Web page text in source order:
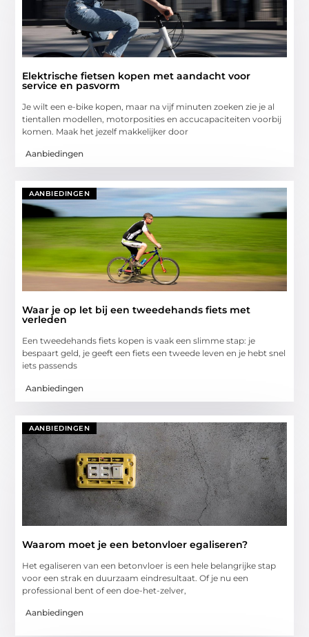
Elektrische fietsen kopen met aandacht voor
service en pasvorm
Je wilt een e-bike kopen, maar na vijf minuten zoeken zie je al
tientallen modellen, motorposities en accucapaciteiten voorbij
komen. Maak het jezelf makkelijker door
Aanbiedingen
AANBIEDINGEN
Waar je op let bij een tweedehands fiets met
verleden
Een tweedehands fiets kopen is vaak een slimme stap: je
bespaart geld, je geeft een fiets een tweede leven en je hebt snel
iets passends
Aanbiedingen
AANBIEDINGEN
Waarom moet je een betonvloer egaliseren?
Het egaliseren van een betonvloer is een hele belangrijke stap
voor een strak en duurzaam eindresultaat. Of je nu een
professional bent of een doe-het-zelver,
Aanbiedingen